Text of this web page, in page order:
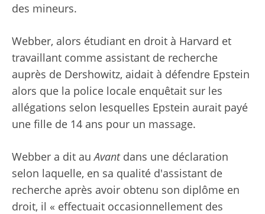
des mineurs.
Webber, alors étudiant en droit à Harvard et
travaillant comme assistant de recherche
auprès de Dershowitz, aidait à défendre Epstein
alors que la police locale enquêtait sur les
allégations selon lesquelles Epstein aurait payé
une fille de 14 ans pour un massage.
Webber a dit auAvantdans une déclaration
selon laquelle, en sa qualité d'assistant de
recherche après avoir obtenu son diplôme en
droit, il « effectuait occasionnellement des